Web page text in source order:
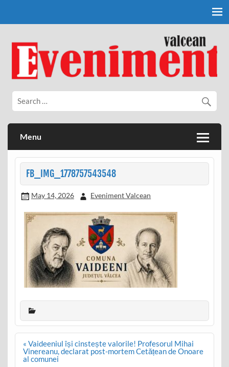
Eveniment Valcean
Menu
FB_IMG_1778757543548
May 14, 2026 Eveniment Valcean
Post
navigation
« Vaideeniul își cinstește valorile! Profesorul Mihai
Vinereanu, declarat post-mortem Cetățean de Onoare
al comunei